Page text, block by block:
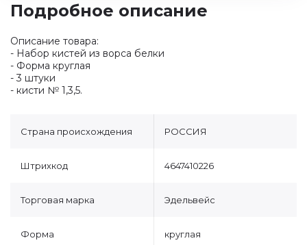
Подробное описание
Описание товара:
- Набор кистей из ворса белки
- Форма круглая
- 3 штуки
- кисти № 1,3,5.
Страна происхождения РОССИЯ
Штрихкод 4647410226
Торговая марка Эдельвейс
Форма круглая